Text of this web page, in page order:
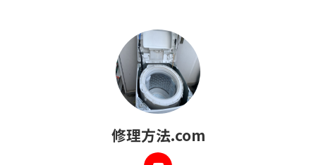
修理方法.com